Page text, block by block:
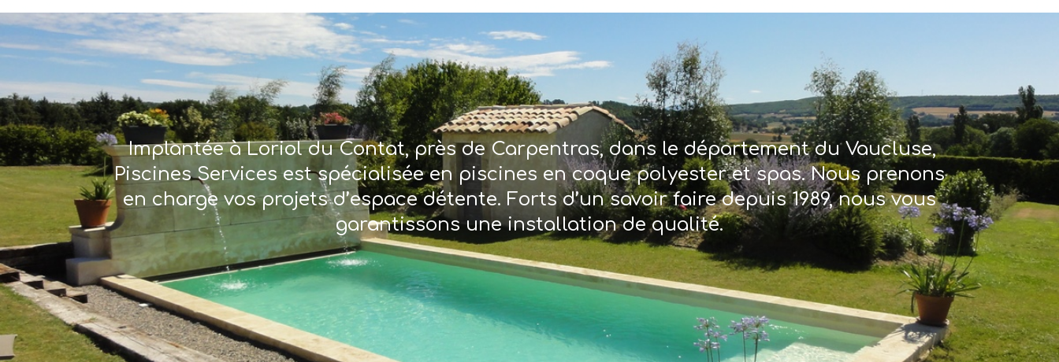
Implantée à Loriol du Contat, près de Carpentras, dans le département du Vaucluse,
Piscines Services est spécialisée en piscines en coque polyester et spas. Nous prenons
en charge vos projets d’espace détente. Forts d’un savoir faire depuis 1989, nous vous
garantissons une installation de qualité.